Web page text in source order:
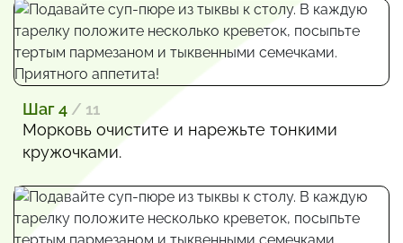
Шаг 4 / 11
Морковь очистите и нарежьте тонкими
кружочками.